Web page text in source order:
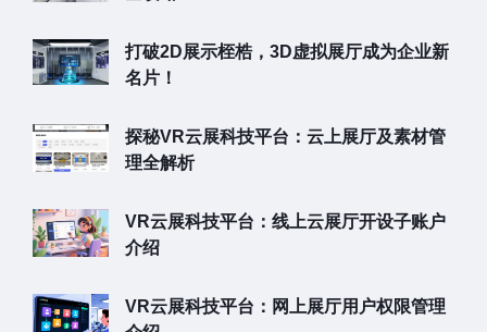
打破2D展示桎梏，3D虚拟展厅成为企业新
名片！
探秘VR云展科技平台：云上展厅及素材管
理全解析
VR云展科技平台：线上云展厅开设子账户
介绍
VR云展科技平台：网上展厅用户权限管理